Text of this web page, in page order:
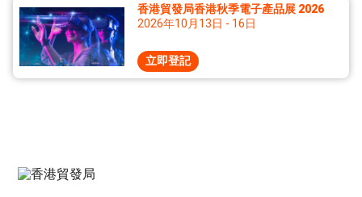
香港貿發局香港秋季電子產品展 2026
2026年10月13日 - 16日
立即登記